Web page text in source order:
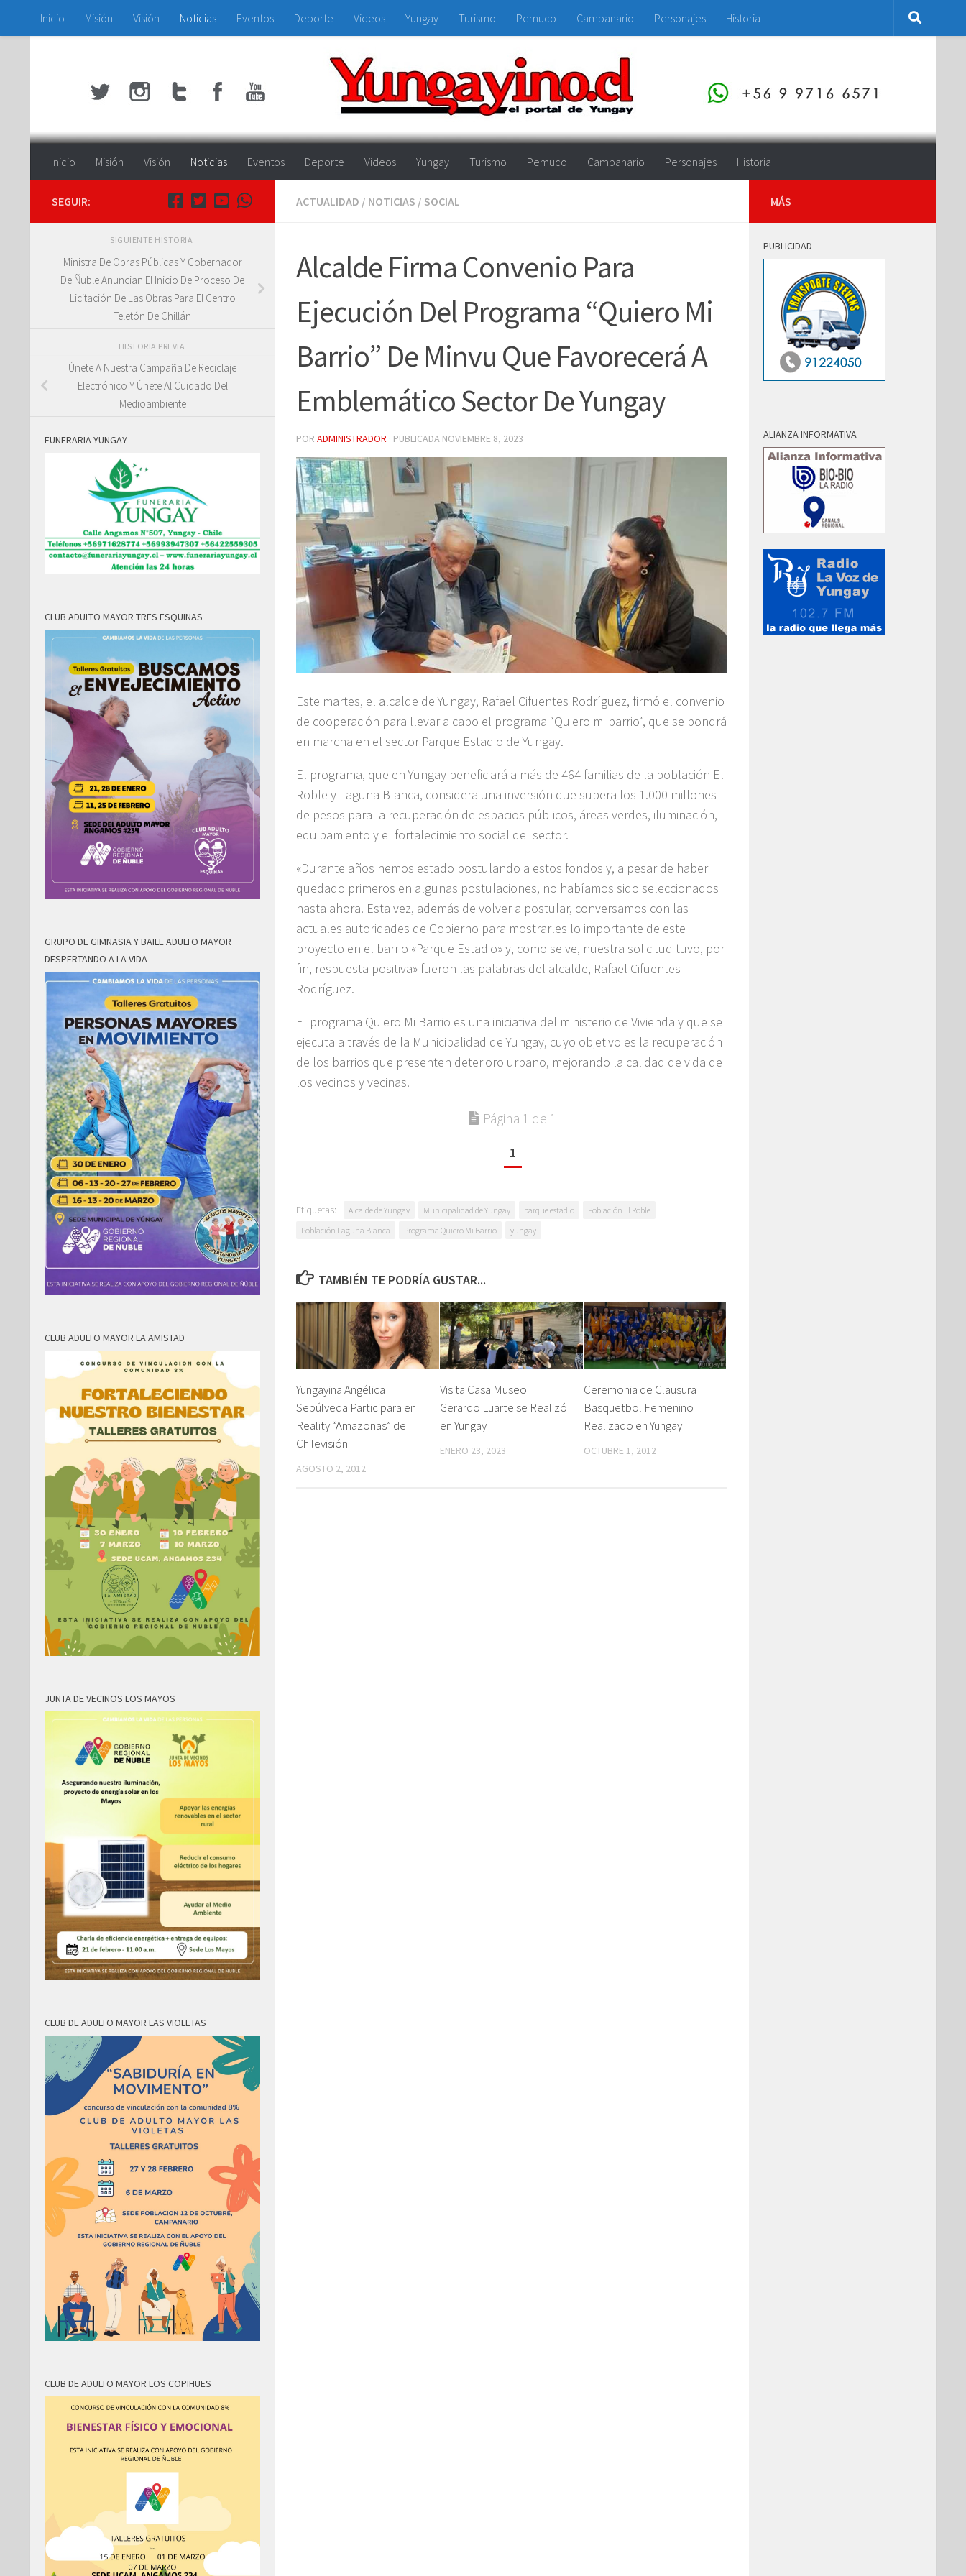
Saltar al contenido
Inicio Misión Visión Noticias Eventos Deporte Videos Yungay Turismo Pemuco Campanario Personajes Historia
Inicio Misión Visión Noticias Eventos Deporte Videos Yungay Turismo Pemuco Campanario Personajes Historia
ACTUALIDAD / NOTICIAS / SOCIAL
Alcalde Firma Convenio Para
Ejecución Del Programa “Quiero Mi
Barrio” De Minvu Que Favorecerá A
Emblemático Sector De Yungay
POR ADMINISTRADOR · PUBLICADA NOVIEMBRE 8, 2023
Este martes, el alcalde de Yungay, Rafael Cifuentes Rodríguez, firmó el convenio
de cooperación para llevar a cabo el programa “Quiero mi barrio”, que se pondrá
en marcha en el sector Parque Estadio de Yungay.
El programa, que en Yungay beneficiará a más de 464 familias de la población El
Roble y Laguna Blanca, considera una inversión que supera los 1.000 millones
de pesos para la recuperación de espacios públicos, áreas verdes, iluminación,
equipamiento y el fortalecimiento social del sector.
«Durante años hemos estado postulando a estos fondos y, a pesar de haber
quedado primeros en algunas postulaciones, no habíamos sido seleccionados
hasta ahora. Esta vez, además de volver a postular, conversamos con las
actuales autoridades de Gobierno para mostrarles lo importante de este
proyecto en el barrio «Parque Estadio» y, como se ve, nuestra solicitud tuvo, por
fin, respuesta positiva» fueron las palabras del alcalde, Rafael Cifuentes
Rodríguez.
El programa Quiero Mi Barrio es una iniciativa del ministerio de Vivienda y que se
ejecuta a través de la Municipalidad de Yungay, cuyo objetivo es la recuperación
de los barrios que presenten deterioro urbano, mejorando la calidad de vida de
los vecinos y vecinas.
Página 1 de 1
1
Etiquetas: Alcalde de Yungay Municipalidad de Yungay parque estadio
Población El Roble
Población Laguna Blanca
Programa Quiero Mi Barrio yungay
TAMBIÉN TE PODRÍA GUSTAR...
Yungayina Angélica
Sepúlveda Participara en
Reality “Amazonas” de
Chilevisión
AGOSTO 2, 2012
Visita Casa Museo
Gerardo Luarte se Realizó
en Yungay
ENERO 23, 2023
Ceremonia de Clausura
Basquetbol Femenino
Realizado en Yungay
OCTUBRE 1, 2012
SEGUIR:
SIGUIENTE HISTORIA
Ministra De Obras Públicas Y Gobernador
De Ñuble Anuncian El Inicio De Proceso De
Licitación De Las Obras Para El Centro
Teletón De Chillán
HISTORIA PREVIA
Únete A Nuestra Campaña De Reciclaje
Electrónico Y Únete Al Cuidado Del
Medioambiente
FUNERARIA YUNGAY
CLUB ADULTO MAYOR TRES ESQUINAS
GRUPO DE GIMNASIA Y BAILE ADULTO MAYOR
DESPERTANDO A LA VIDA
CLUB ADULTO MAYOR LA AMISTAD
JUNTA DE VECINOS LOS MAYOS
CLUB DE ADULTO MAYOR LAS VIOLETAS
CLUB DE ADULTO MAYOR LOS COPIHUES
MÁS
PUBLICIDAD
ALIANZA INFORMATIVA